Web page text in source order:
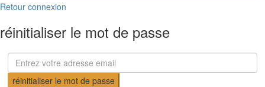
Retour connexion
réinitialiser le mot de passe
réinitialiser le mot de passe